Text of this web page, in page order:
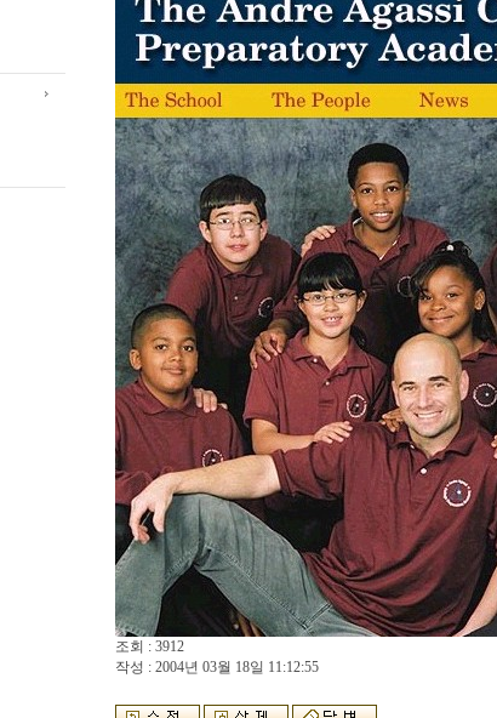
조회 : 3912
작성 : 2004년 03월 18일 11:12:55